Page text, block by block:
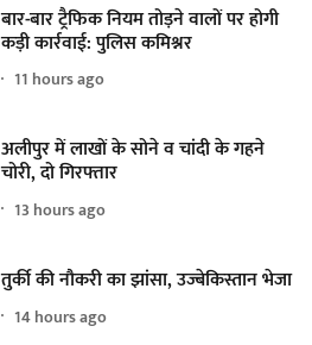
बार-बार ट्रैफिक नियम तोड़ने वालों पर होगी
कड़ी कार्रवाई: पुलिस कमिश्नर
11 hours ago
अलीपुर में लाखों के सोने व चांदी के गहने
चोरी, दो गिरफ्तार
13 hours ago
तुर्की की नौकरी का झांसा, उज्बेकिस्तान भेजा
14 hours ago